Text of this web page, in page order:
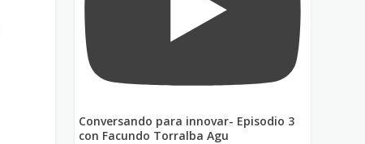
Conversando para innovar- Episodio 3
con Facundo Torralba Agu